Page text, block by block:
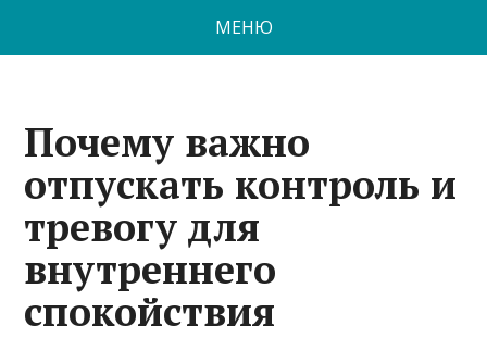
МЕНЮ
Почему важно
отпускать контроль и
тревогу для
внутреннего
спокойствия